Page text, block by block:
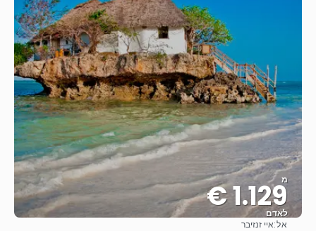
מ
1.129 €
לאדם
אל:איי זנזיבר